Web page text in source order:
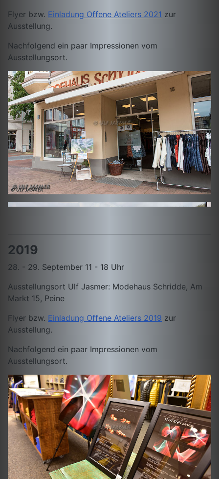
Flyer bzw. Einladung Offene Ateliers 2021 zur
Ausstellung.
Nachfolgend ein paar Impressionen vom
Ausstellungsort.
2019
28. - 29. September 11 - 18 Uhr
Ausstellungsort Ulf Jasmer: Modehaus Schridde, Am
Markt 15, Peine
Flyer bzw. Einladung Offene Ateliers 2019 zur
Ausstellung.
Nachfolgend ein paar Impressionen vom
Ausstellungsort.